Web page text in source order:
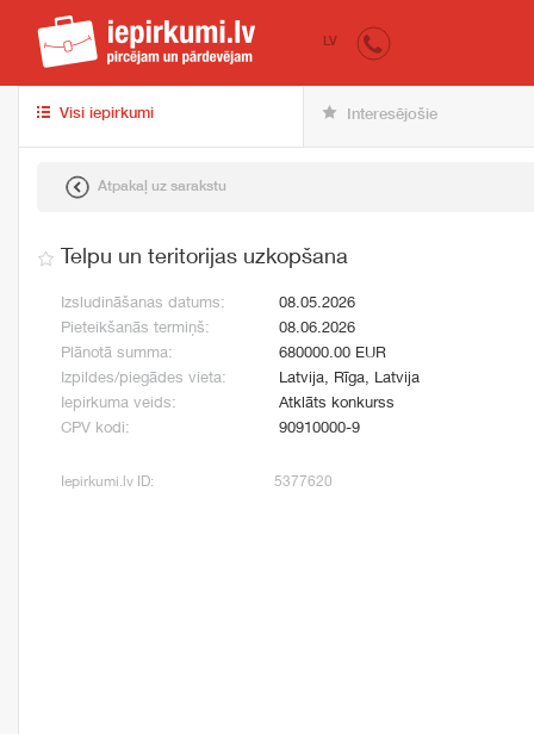
iepirkumi.lv
LV
Visi iepirkumi Interesējošie
Atpakaļ uz sarakstu
Telpu un teritorijas uzkopšana
Izsludināšanas datums:
08.05.2026
Pieteikšanās termiņš:
08.06.2026
Plānotā summa:
680000.00 EUR
Izpildes/piegādes vieta:
Latvija, Rīga, Latvija
Iepirkuma veids:
Atklāts konkurss
CPV kodi:
90910000-9
Iepirkumi.lv ID: 5377620